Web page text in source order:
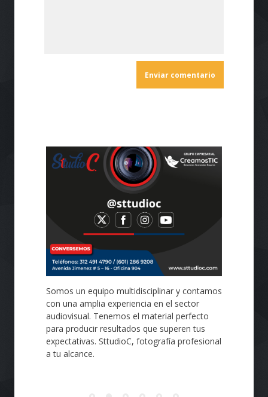
Somos un equipo multidisciplinar y contamos
con una amplia experiencia en el sector
audiovisual. Tenemos el material perfecto
para producir resultados que superen tus
expectativas. SttudioC, fotografía profesional
a tu alcance.